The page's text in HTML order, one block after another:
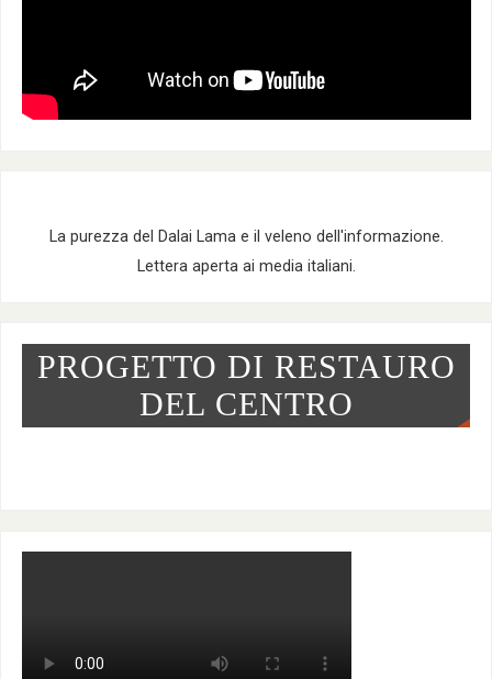
La purezza del Dalai Lama e il veleno dell'informazione.
Lettera aperta ai media italiani.
PROGETTO DI RESTAURO
DEL CENTRO